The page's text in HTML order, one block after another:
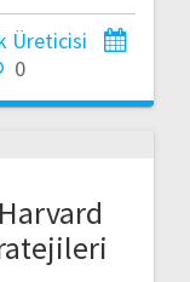
Üreticisi
0